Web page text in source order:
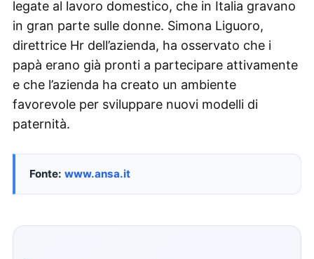
legate al lavoro domestico, che in Italia gravano
in gran parte sulle donne. Simona Liguoro,
direttrice Hr dell’azienda, ha osservato che i
papà erano già pronti a partecipare attivamente
e che l’azienda ha creato un ambiente
favorevole per sviluppare nuovi modelli di
paternità.
Fonte: www.ansa.it